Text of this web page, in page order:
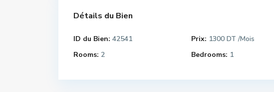
Détails du Bien
ID du Bien: 42541 Prix: 1300 DT /Mois
Rooms: 2 Bedrooms: 1